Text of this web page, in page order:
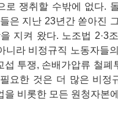
로 쟁취할 수밖에 없다.
은 지난 23년간 쏟아진
지켜 왔다. 노조법 2·3
니라 비정규직 노동자들
섭 투쟁, 손배가압류 철폐
요한 것은 더 많은 비정
을 비롯한 모든 원청자본